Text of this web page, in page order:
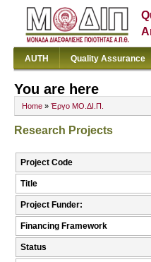
AUTH Quality Assurance
You are here
Home » Έργο ΜΟ.ΔΙ.Π.
Research Projects
Project Code
Title
Project Funder:
Financing Framework
Status